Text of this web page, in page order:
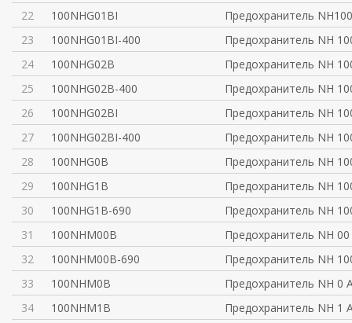
22
100NHG01BI
Предохранитель
23
100NHG01BI-400
Предохранитель NH
24
100NHG02B
Предохранитель NH
25
100NHG02B-400
Предохранитель NH
26
100NHG02BI
Предохранитель NH
27
100NHG02BI-400
Предохранитель NH
28
100NHG0B
Предохранитель NH
29
100NHG1B
Предохранитель NH
30
100NHG1B-690
Предохранитель NH
31
100NHM00B
Предохранитель NH
32
100NHM00B-690
Предохранитель NH
33
100NHM0B
Предохранитель NH 0
34
100NHM1B
Предохранитель NH 1